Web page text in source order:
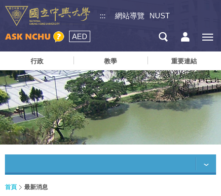
::: 網站導覽 NUST
AED
行政 教學 重要連結
首頁 最新消息